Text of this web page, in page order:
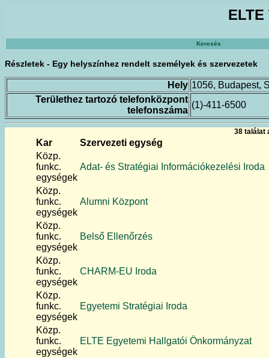
Keresés
Részletek - Egy helyszínhez rendelt személyek és szervezetek
Hely 1056, Budapest,
Területhez tartozó telefonközpont
telefonszáma
(1)-411-6500
38 találat
Kar
Szervezeti egység
Közp.
funkc.
egységek
Adat- és Stratégiai Információkezelési Iroda
Közp.
funkc.
egységek
Alumni Központ
Közp.
funkc.
egységek
Belső Ellenőrzés
Közp.
funkc.
egységek
CHARM-EU Iroda
Közp.
funkc.
egységek
Egyetemi Stratégiai Iroda
Közp.
funkc.
egységek
ELTE Egyetemi Hallgatói Önkormányzat